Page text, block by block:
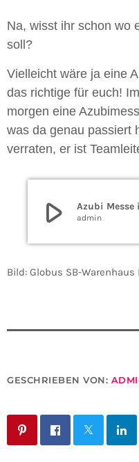
Na, wisst ihr schon wo
soll?
Vielleicht wäre ja eine
das richtige für euch!
morgen eine
was da genau passiert
verraten, er ist
play_arrow Azubi Messe
admin
Bild: Globus SB-
GESCHRIEBEN VON: